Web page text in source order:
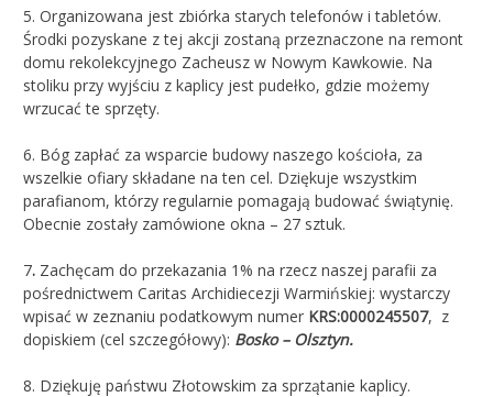
5. Organizowana jest zbiórka starych telefonów i tabletów.
Środki pozyskane z tej akcji zostaną przeznaczone na remont
domu rekolekcyjnego Zacheusz w Nowym Kawkowie. Na
stoliku przy wyjściu z kaplicy jest pudełko, gdzie możemy
wrzucać te sprzęty.
6. Bóg zapłać za wsparcie budowy naszego kościoła, za
wszelkie ofiary składane na ten cel. Dziękuje wszystkim
parafianom, którzy regularnie pomagają budować świątynię.
Obecnie zostały zamówione okna – 27 sztuk.
7. Zachęcam do przekazania 1% na rzecz naszej parafii za
pośrednictwem Caritas Archidiecezji Warmińskiej: wystarczy
wpisać w zeznaniu podatkowym numer KRS:0000245507, z
dopiskiem (cel szczegółowy): Bosko – Olsztyn.
8. Dziękuję państwu Złotowskim za sprzątanie kaplicy.